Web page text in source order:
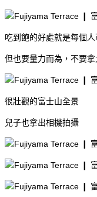
吃到飽的好處就是每個
但也要量力而為，不要
很壯觀的富士山全景
兒子也拿出相機拍攝